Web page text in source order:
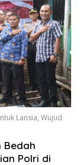
Lansia, Wujud
Bedah
Polri di